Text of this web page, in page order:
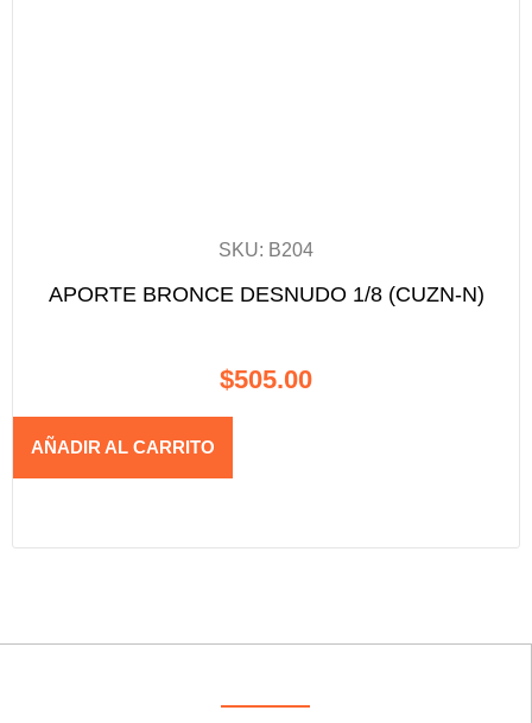
SKU: B204
APORTE BRONCE DESNUDO 1/8 (CUZN-N)
$505.00
AÑADIR AL CARRITO